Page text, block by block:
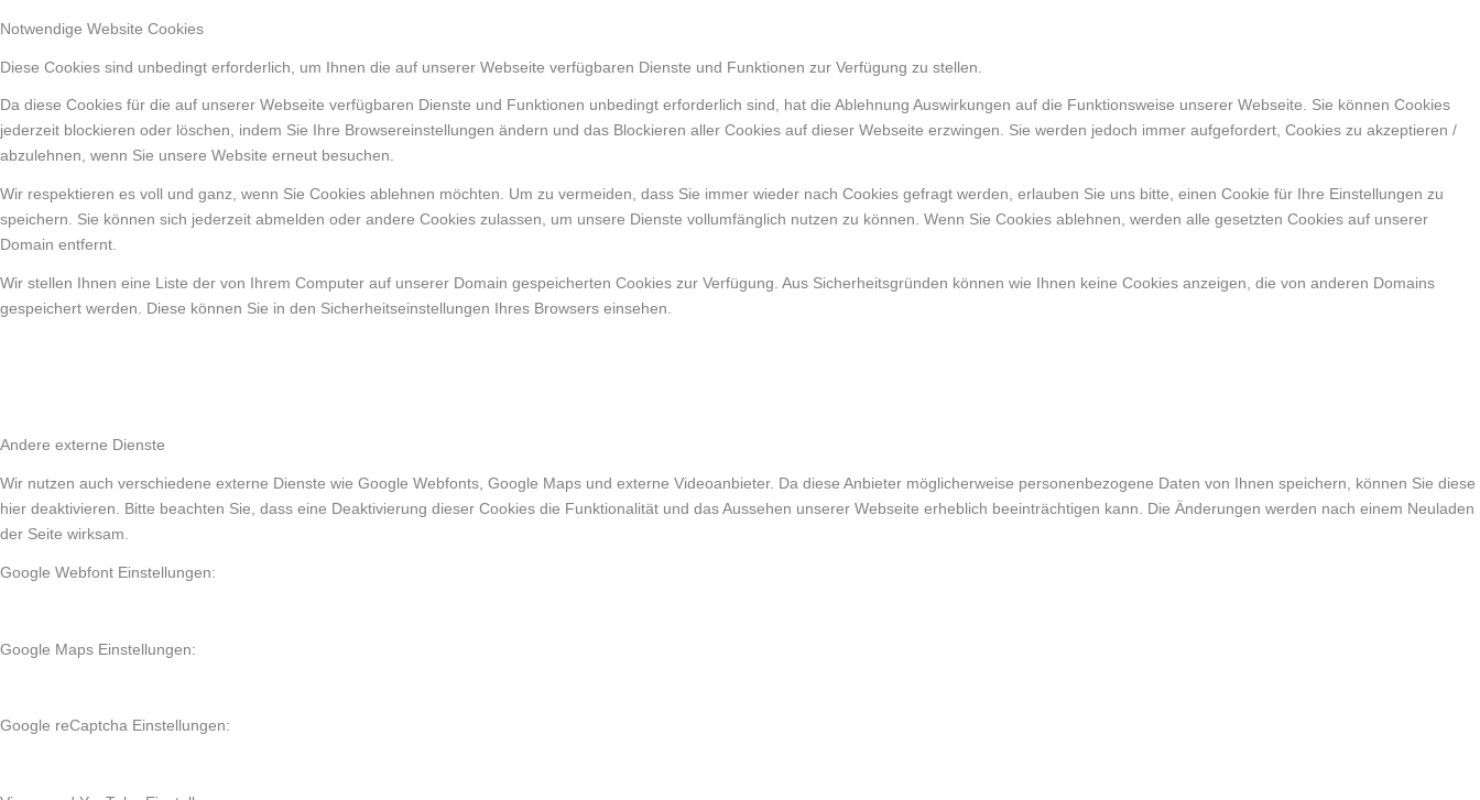
Notwendige Website Cookies
Diese Cookies sind unbedingt erforderlich, um Ihnen die auf unserer Webseite verfügbaren Dienste und Funktionen zur Verfügung zu stellen.
Da diese Cookies für die auf unserer Webseite verfügbaren Dienste und Funktionen unbedingt erforderlich sind, hat die Ablehnung Auswirkungen auf die Funktionsweise unserer Webseite. Sie können Cookies
jederzeit blockieren oder löschen, indem Sie Ihre Browsereinstellungen ändern und das Blockieren aller Cookies auf dieser Webseite erzwingen. Sie werden jedoch immer aufgefordert, Cookies zu akzeptieren /
abzulehnen, wenn Sie unsere Website erneut besuchen.
Wir respektieren es voll und ganz, wenn Sie Cookies ablehnen möchten. Um zu vermeiden, dass Sie immer wieder nach Cookies gefragt werden, erlauben Sie uns bitte, einen Cookie für Ihre Einstellungen zu
speichern. Sie können sich jederzeit abmelden oder andere Cookies zulassen, um unsere Dienste vollumfänglich nutzen zu können. Wenn Sie Cookies ablehnen, werden alle gesetzten Cookies auf unserer
Domain entfernt.
Wir stellen Ihnen eine Liste der von Ihrem Computer auf unserer Domain gespeicherten Cookies zur Verfügung. Aus Sicherheitsgründen können wie Ihnen keine Cookies anzeigen, die von anderen Domains
gespeichert werden. Diese können Sie in den Sicherheitseinstellungen Ihres Browsers einsehen.
Andere externe Dienste
Wir nutzen auch verschiedene externe Dienste wie Google Webfonts, Google Maps und externe Videoanbieter. Da diese Anbieter möglicherweise personenbezogene Daten von Ihnen speichern, können Sie diese
hier deaktivieren. Bitte beachten Sie, dass eine Deaktivierung dieser Cookies die Funktionalität und das Aussehen unserer Webseite erheblich beeinträchtigen kann. Die Änderungen werden nach einem Neuladen
der Seite wirksam.
Google Webfont Einstellungen:
Google Maps Einstellungen:
Google reCaptcha Einstellungen: